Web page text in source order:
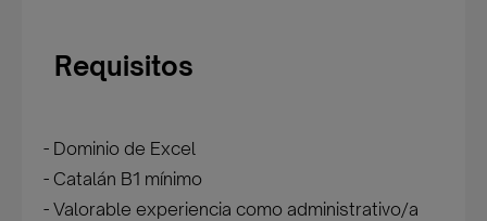
Requisitos
- Dominio de Excel
- Catalán B1 mínimo
- Valorable experiencia como administrativo/a